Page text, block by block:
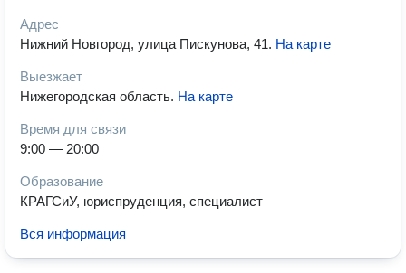
Адрес
Нижний Новгород, улица Пискунова, 41. На карте
Выезжает
Нижегородская область. На карте
Время для связи
9:00 — 20:00
Образование
КРАГСиУ, юриспруденция, специалист
Вся информация